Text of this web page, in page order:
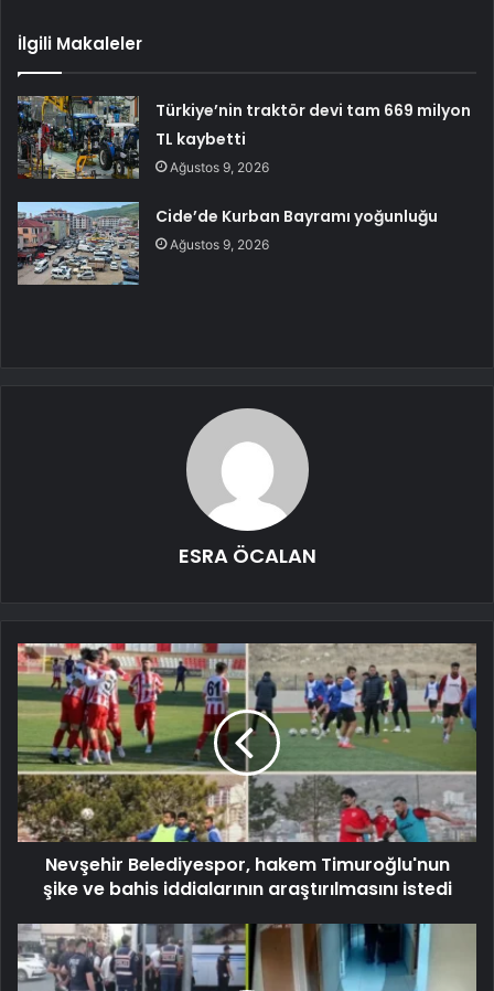
İlgili Makaleler
Türkiye’nin traktör devi tam 669 milyon
TL kaybetti
Ağustos 9, 2026
Cide’de Kurban Bayramı yoğunluğu
Ağustos 9, 2026
ESRA ÖCALAN
Nevşehir Belediyespor, hakem Timuroğlu'nun
şike ve bahis iddialarının araştırılmasını istedi